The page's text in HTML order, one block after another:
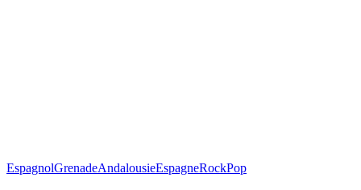
EspagnolGrenadeAndalousieEspagneRockPop